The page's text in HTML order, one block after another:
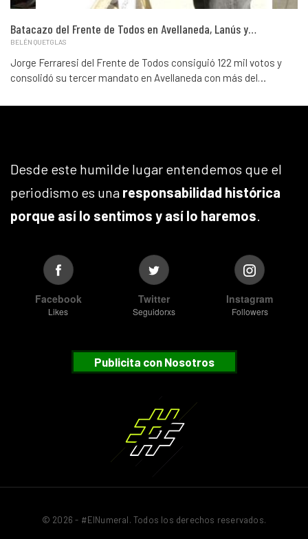
Batacazo del Frente de Todos en Avellaneda, Lanús y…
BELÉN QUETGLAS
Jorge Ferraresi del Frente de Todos consiguió 122 mil votos y
consolidó su tercer mandato en Avellaneda con más del…
Desde este humilde lugar entendemos que el
periodismo es una responsabilidad histórica
porque así lo sentimos y así lo haremos.
Facebook
Likes
Twitter
Seguidorxs
Instagram
Followers
Publicita con Nosotros
© 2026 - #ElNumeral. Todos los derechos reservados.